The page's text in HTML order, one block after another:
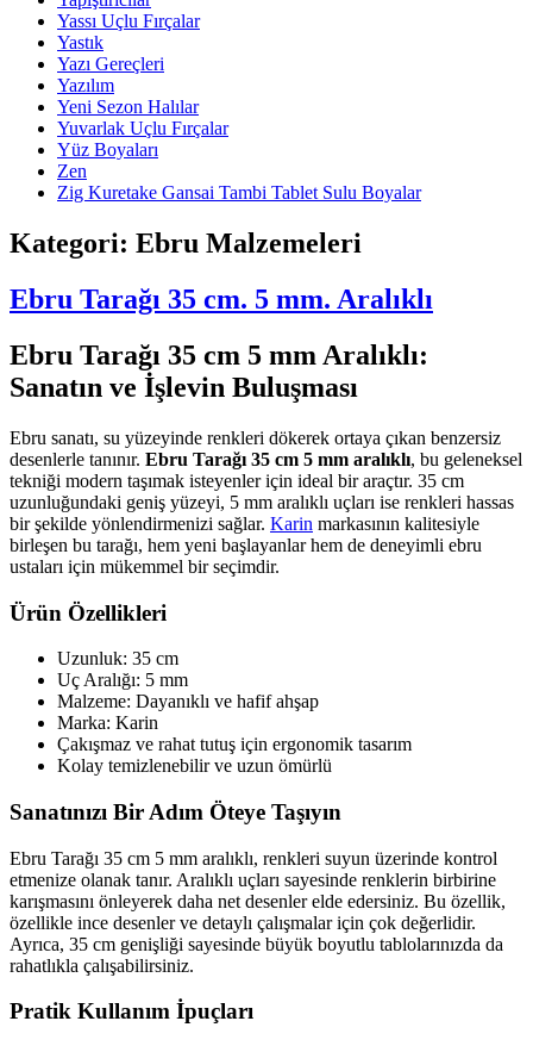
Yassı Uçlu Fırçalar
Yastık
Yazı Gereçleri
Yazılım
Yeni Sezon Halılar
Yuvarlak Uçlu Fırçalar
Yüz Boyaları
Zen
​Zig Kuretake Gansai Tambi Tablet Sulu Boyalar
Kategori: Ebru Malzemeleri
Ebru Tarağı 35 cm. 5 mm. Aralıklı
Ebru Tarağı 35 cm 5 mm Aralıklı:
Sanatın ve İşlevin Buluşması
Ebru sanatı, su yüzeyinde renkleri dökerek ortaya çıkan benzersiz
desenlerle tanınır. Ebru Tarağı 35 cm 5 mm aralıklı, bu geleneksel
tekniği modern taşımak isteyenler için ideal bir araçtır. 35 cm
uzunluğundaki geniş yüzeyi, 5 mm aralıklı uçları ise renkleri hassas
bir şekilde yönlendirmenizi sağlar. Karin markasının kalitesiyle
birleşen bu tarağı, hem yeni başlayanlar hem de deneyimli ebru
ustaları için mükemmel bir seçimdir.
Ürün Özellikleri
Uzunluk: 35 cm
Uç Aralığı: 5 mm
Malzeme: Dayanıklı ve hafif ahşap
Marka: Karin
Çakışmaz ve rahat tutuş için ergonomik tasarım
Kolay temizlenebilir ve uzun ömürlü
Sanatınızı Bir Adım Öteye Taşıyın
Ebru Tarağı 35 cm 5 mm aralıklı, renkleri suyun üzerinde kontrol
etmenize olanak tanır. Aralıklı uçları sayesinde renklerin birbirine
karışmasını önleyerek daha net desenler elde edersiniz. Bu özellik,
özellikle ince desenler ve detaylı çalışmalar için çok değerlidir.
Ayrıca, 35 cm genişliği sayesinde büyük boyutlu tablolarınızda da
rahatlıkla çalışabilirsiniz.
Pratik Kullanım İpuçları